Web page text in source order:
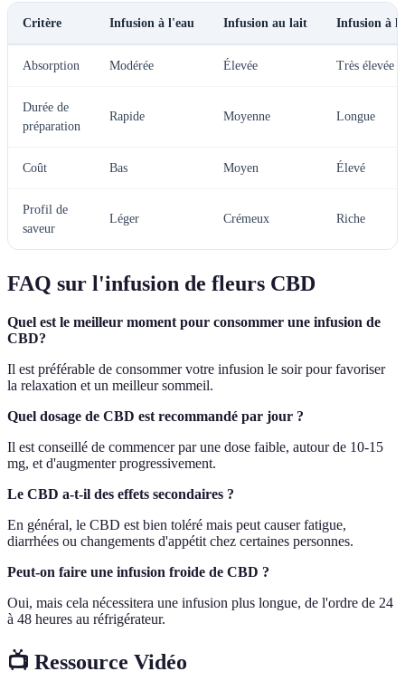
Critère Infusion à l'eau Infusion au lait Infusion à
Absorption Modérée Élevée Très élevée
Durée de
préparation
Rapide Moyenne Longue
Coût Bas Moyen Élevé
Profil de
saveur
Léger Crémeux Riche
FAQ sur l'infusion de fleurs CBD
Quel est le meilleur moment pour consommer une infusion de
CBD?
Il est préférable de consommer votre infusion le soir pour favoriser
la relaxation et un meilleur sommeil.
Quel dosage de CBD est recommandé par jour ?
Il est conseillé de commencer par une dose faible, autour de 10-15
mg, et d'augmenter progressivement.
Le CBD a-t-il des effets secondaires ?
En général, le CBD est bien toléré mais peut causer fatigue,
diarrhées ou changements d'appétit chez certaines personnes.
Peut-on faire une infusion froide de CBD ?
Oui, mais cela nécessitera une infusion plus longue, de l'ordre de 24
à 48 heures au réfrigérateur.
📺 Ressource Vidéo